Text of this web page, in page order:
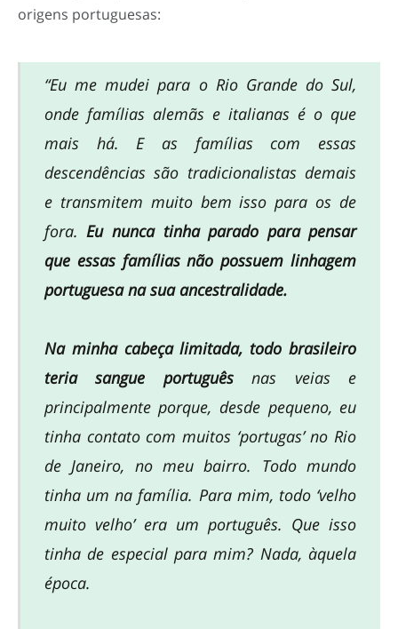
origens portuguesas:
“Eu me mudei para o Rio Grande do Sul,
onde famílias alemãs e italianas é o que
mais há. E as famílias com essas
descendências são tradicionalistas demais
e transmitem muito bem isso para os de
fora.Eu nunca tinha parado para pensar
que essas famílias não possuem linhagem
portuguesa na sua ancestralidade.
Na minha cabeça limitada, todo brasileiro
teria sangue portuguêsnas veias e
principalmente porque, desde pequeno, eu
tinha contato com muitos ‘portugas’ no Rio
de Janeiro, no meu bairro. Todo mundo
tinha um na família. Para mim, todo ‘velho
muito velho’ era um português. Que isso
tinha de especial para mim? Nada, àquela
época.